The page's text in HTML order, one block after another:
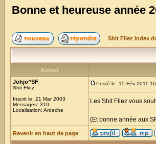
Bonne et heureuse année
Shit Fliez Index
Auteur
Johjo^SF
Shit Fliez
Inscrit le: 21 Mar 2003
Messages: 310
Localisation: Ardeche
Posté le: 15 Fév 2011
Les Shit Fliez vous
(Et bonne année aux
Revenir en haut de page